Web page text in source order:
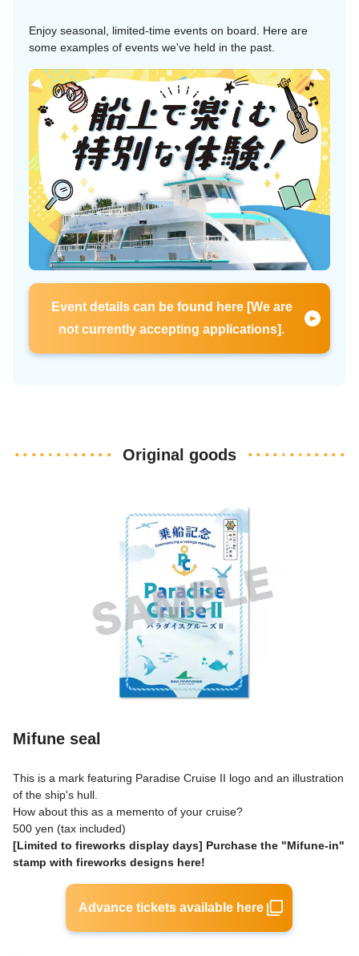
Enjoy seasonal, limited-time events on board. Here are
some examples of events we've held in the past.
Event details can be found here [We are
not currently accepting applications].
Original goods
Mifune seal
This is a mark featuring Paradise Cruise II logo and an illustration
of the ship's hull.
How about this as a memento of your cruise?
500 yen (tax included)
[Limited to fireworks display days] Purchase the "Mifune-in"
stamp with fireworks designs here!
Advance tickets available here